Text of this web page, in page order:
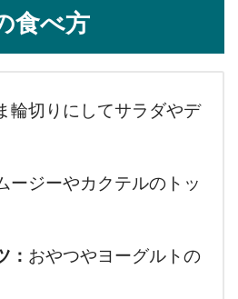
食べ方
輪切りにしてサラダやデ
ージーやカクテルのトッ
： おやつやヨーグルトの